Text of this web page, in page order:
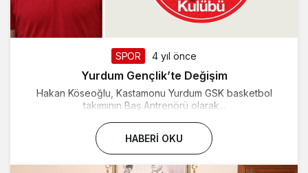
SPOR 4 yıl önce
Yurdum Gençlik’te Değişim
Hakan Köseoğlu, Kastamonu Yurdum GSK basketbol
takımının Baş Antrenörü olarak...
HABERI OKU